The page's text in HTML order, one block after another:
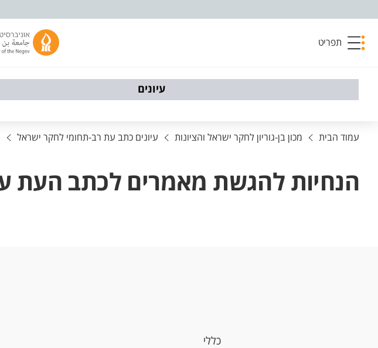
תפריט
עיונים
עמוד הבית מכון בן-גוריון לחקר ישראל והציונות עיונים כתב עת רב-תחומי לחקר ישראל
הנחיות להגשת מאמרים לכתב העת
כללי